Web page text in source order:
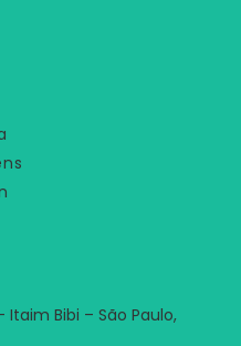
Itaim Bibi – São Paulo,